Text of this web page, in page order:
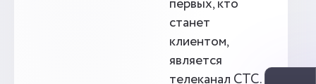
первых, кто
станет
клиентом,
является
телеканал СТС.